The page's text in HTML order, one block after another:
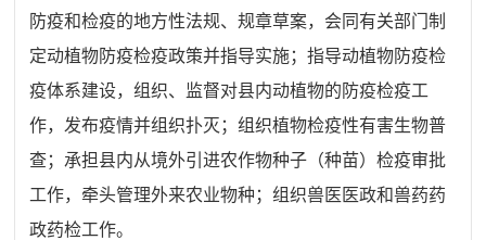
防疫和检疫的地方性法规、规章草案，会同有关部门制
定动植物防疫检疫政策并指导实施；指导动植物防疫检
疫体系建设，组织、监督对县内动植物的防疫检疫工
作，发布疫情并组织扑灭；组织植物检疫性有害生物普
查；承担县内从境外引进农作物种子（种苗）检疫审批
工作，牵头管理外来农业物种；组织兽医医政和兽药药
政药检工作。